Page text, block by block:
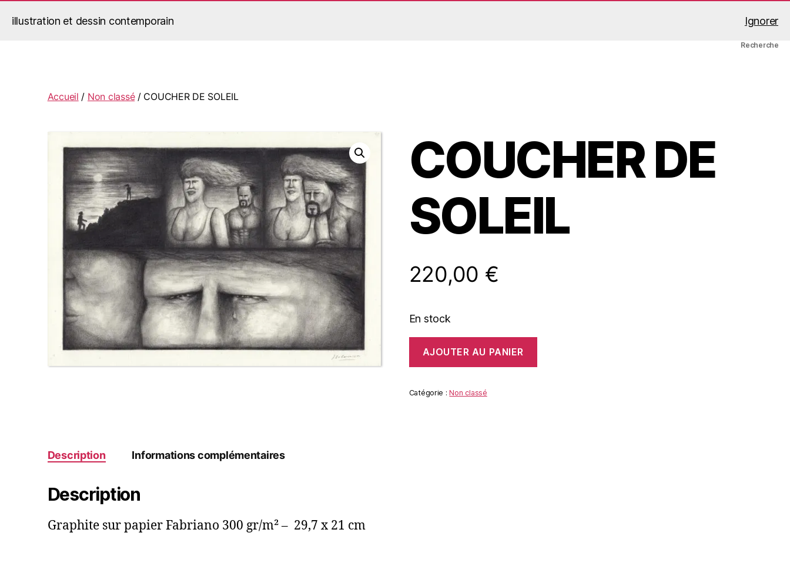
illustration et dessin contemporain Ignorer
Jérémy Le Corvaisier
Recherche
Accueil / Non classé/ COUCHER DE SOLEIL
COUCHER DE
SOLEIL
220,00 €
En stock
COUCHER
SOLEIL
AJOUTER AU PANIER
Catégorie :Non classé
Description Informations complémentaires
Description
Graphite sur papier Fabriano 300 gr/m² – 29,7 x 21 cm